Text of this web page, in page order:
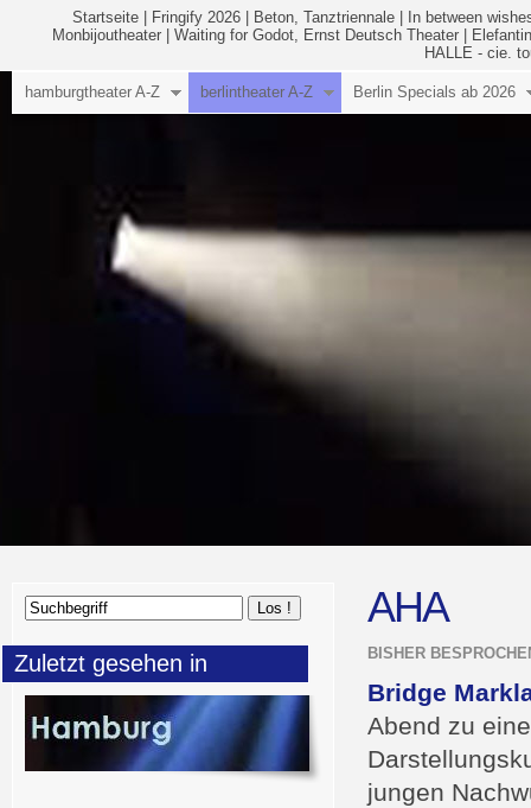
Startseite Fringify 2026 Beton, Tanztriennale
In between
Monbijoutheater
Waiting for Godot, Ernst Deutsch Theater
HALLE - cie.
hamburgtheater A-Z berlintheater A-Z Berlin Specials ab 2026
AHA
BISHER
Bridge
Abend zu
jungen
Zuletzt gesehen in